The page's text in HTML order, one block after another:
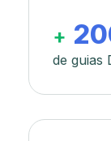
+
de guias